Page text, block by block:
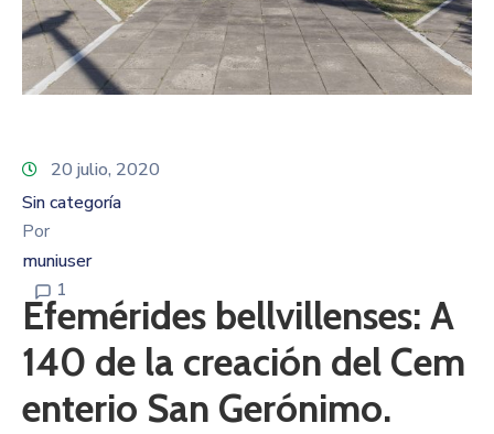
20 julio, 2020
Sin categoría
Por
muniuser
1
Efemérides bellvillenses: A
140 de la creación del Cem
enterio San Gerónimo.